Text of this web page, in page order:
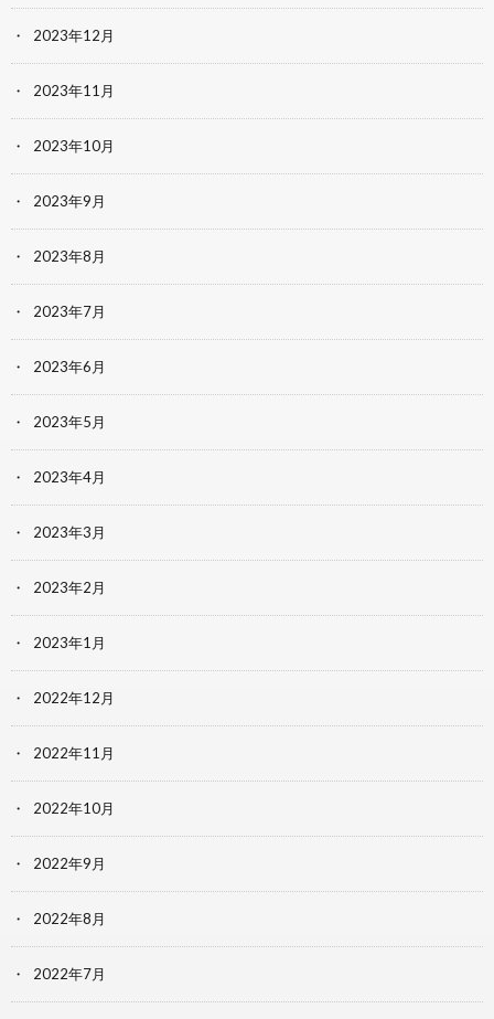
2023年12月
2023年11月
2023年10月
2023年9月
2023年8月
2023年7月
2023年6月
2023年5月
2023年4月
2023年3月
2023年2月
2023年1月
2022年12月
2022年11月
2022年10月
2022年9月
2022年8月
2022年7月